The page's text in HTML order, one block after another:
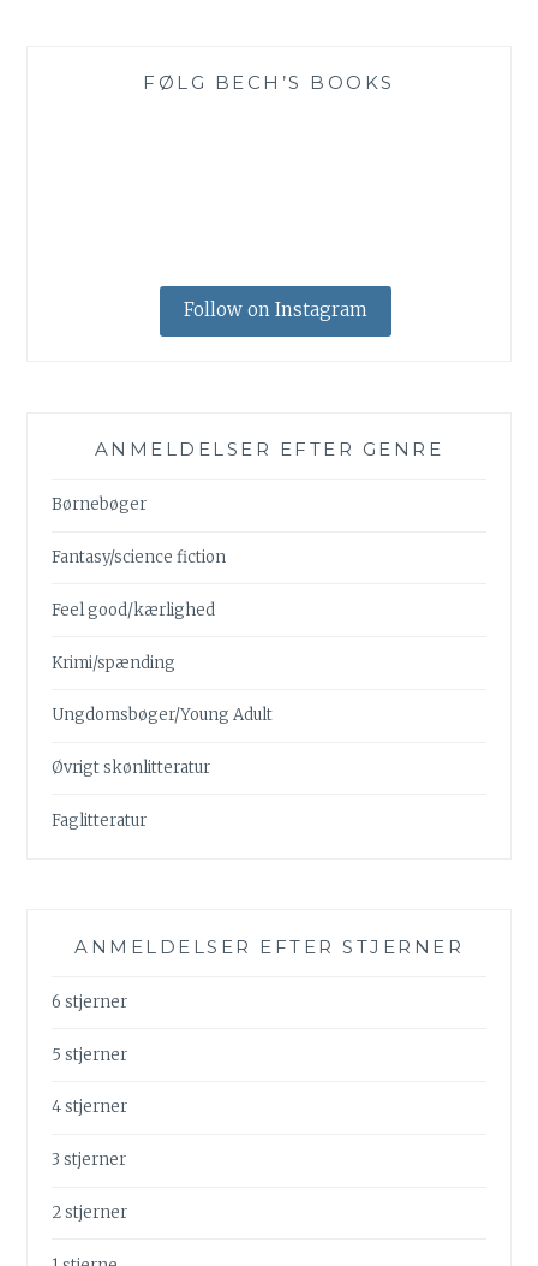
FØLG BECH’S BOOKS
Follow on Instagram
ANMELDELSER EFTER GENRE
Børnebøger
Fantasy/science fiction
Feel good/kærlighed
Krimi/spænding
Ungdomsbøger/Young Adult
Øvrigt skønlitteratur
Faglitteratur
ANMELDELSER EFTER STJERNER
6 stjerner
5 stjerner
4 stjerner
3 stjerner
2 stjerner